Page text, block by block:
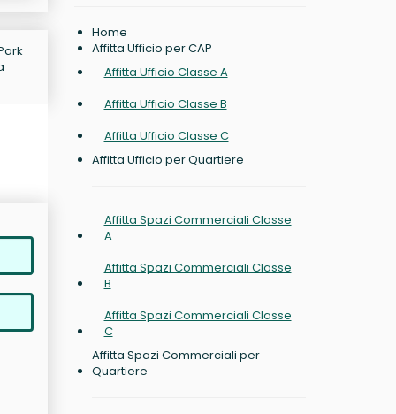
Home
Affitta Ufficio per CAP
Affitta Ufficio Classe A
Affitta Ufficio Classe B
Affitta Ufficio Classe C
Affitta Ufficio per Quartiere
Affitta Spazi Commerciali Classe
A
Affitta Spazi Commerciali Classe
B
Affitta Spazi Commerciali Classe
C
Affitta Spazi Commerciali per
Quartiere